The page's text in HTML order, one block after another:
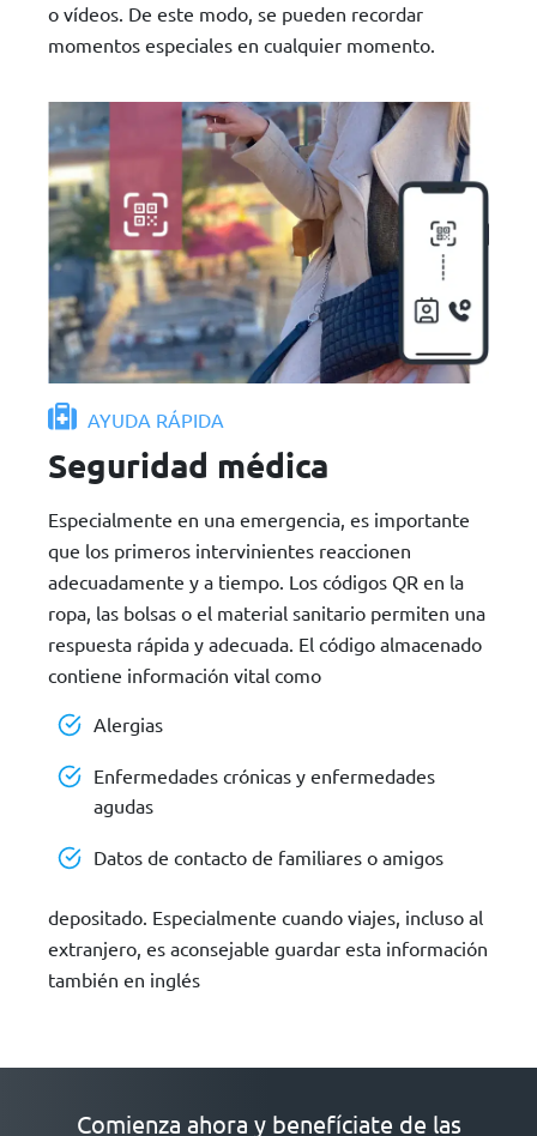
o vídeos. De este modo, se pueden recordar
momentos especiales en cualquier momento.
AYUDA RÁPIDA
Seguridad médica
Especialmente en una emergencia, es importante
que los primeros intervinientes reaccionen
adecuadamente y a tiempo. Los códigos QR en la
ropa, las bolsas o el material sanitario permiten una
respuesta rápida y adecuada. El código almacenado
contiene información vital como
Alergias
Enfermedades crónicas y enfermedades
agudas
Datos de contacto de familiares o amigos
depositado. Especialmente cuando viajes, incluso al
extranjero, es aconsejable guardar esta información
también en inglés
Comienza ahora y benefíciate de las